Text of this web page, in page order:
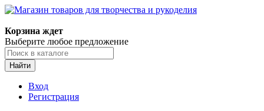
Корзина ждет
Выберите любое предложение
Найти
Вход
Регистрация